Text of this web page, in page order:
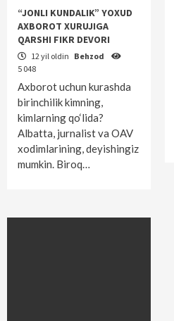
“JONLI KUNDALIK” YOXUD
AXBOROT XURUJIGA
QARSHI FIKR DEVORI
12 yil oldin Behzod
5 048
Axborot uchun kurashda
birinchilik kimning,
kimlarning qo‘lida?
Albatta, jurnalist va OAV
xodimlarining, deyishingiz
mumkin. Biroq…